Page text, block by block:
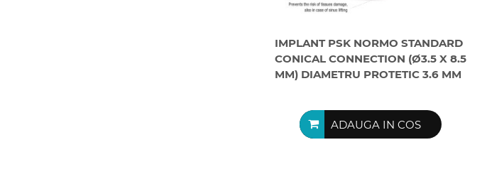
IMPLANT PSK NORMO STANDARD
CONICAL CONNECTION (Ø3.5 X 8.5
MM) DIAMETRU PROTETIC 3.6 MM
ADAUGA IN COS